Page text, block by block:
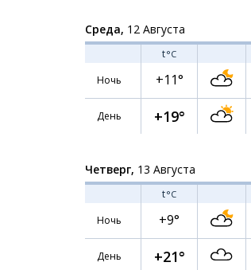
Среда, 12 Августа
t°C
Ночь
+11°
День +19°
Четверг, 13 Августа
t°C
Ночь
+9°
День +21°